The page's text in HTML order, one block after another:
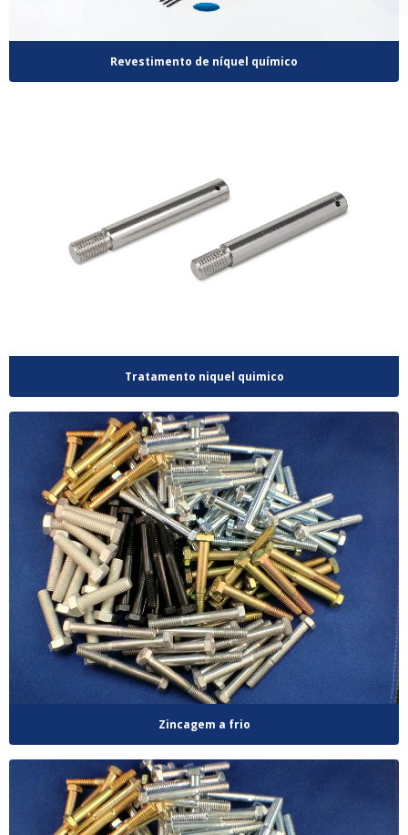
Revestimento de níquel químico
Tratamento niquel quimico
Zincagem a frio